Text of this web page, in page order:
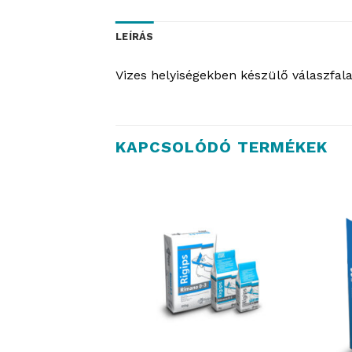
LEÍRÁS
Vizes helyiségekben készülő
KAPCSOLÓDÓ TERMÉKEK